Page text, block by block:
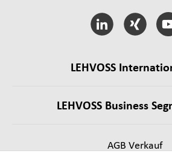
LEHVOSS
LEHVOSS Business
AGB Verkauf